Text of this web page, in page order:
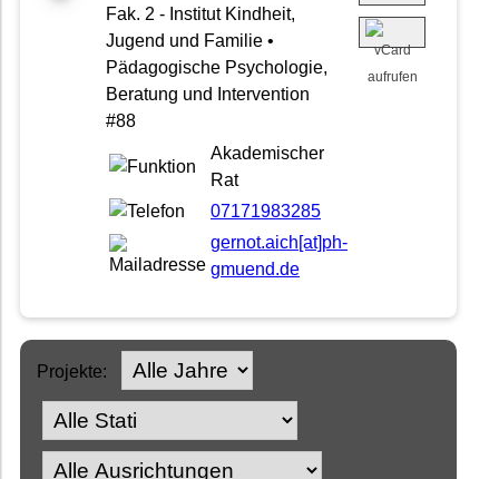
Fak. 2 - Institut Kindheit,
Jugend und Familie •
Pädagogische Psychologie,
Beratung und Intervention
#88
Akademischer
Rat
07171983285
gernot.aich[at]ph-
gmuend.de
Projekte: